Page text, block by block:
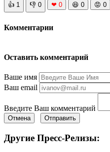
👍 1 👎 0 ❤ 0 😆 0 😡 0
Комментарии
Оставить комментарий
Ваше имя
Ваш email
Введите Ваш комментарий
Отмена Отправить
Другие Пресс-Релизы: